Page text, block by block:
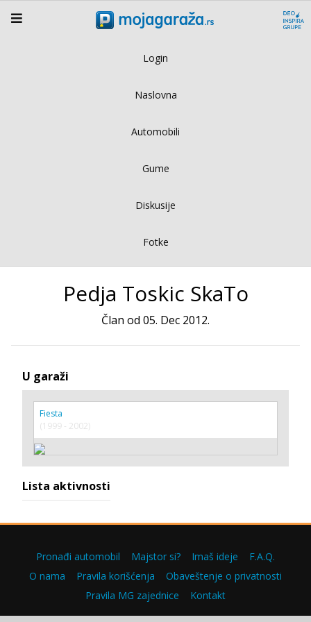
Login
Naslovna
Automobili
Gume
Diskusije
Fotke
Pedja Toskic SkaTo
Član od 05. Dec 2012.
U garaži
Fiesta
(1999 - 2002)
Lista aktivnosti
Pronađi automobil Majstor si? Imaš ideje
F.A.Q.
O nama
Pravila korišćenja
Obaveštenje o privatnosti
Pravila MG zajednice
Kontakt